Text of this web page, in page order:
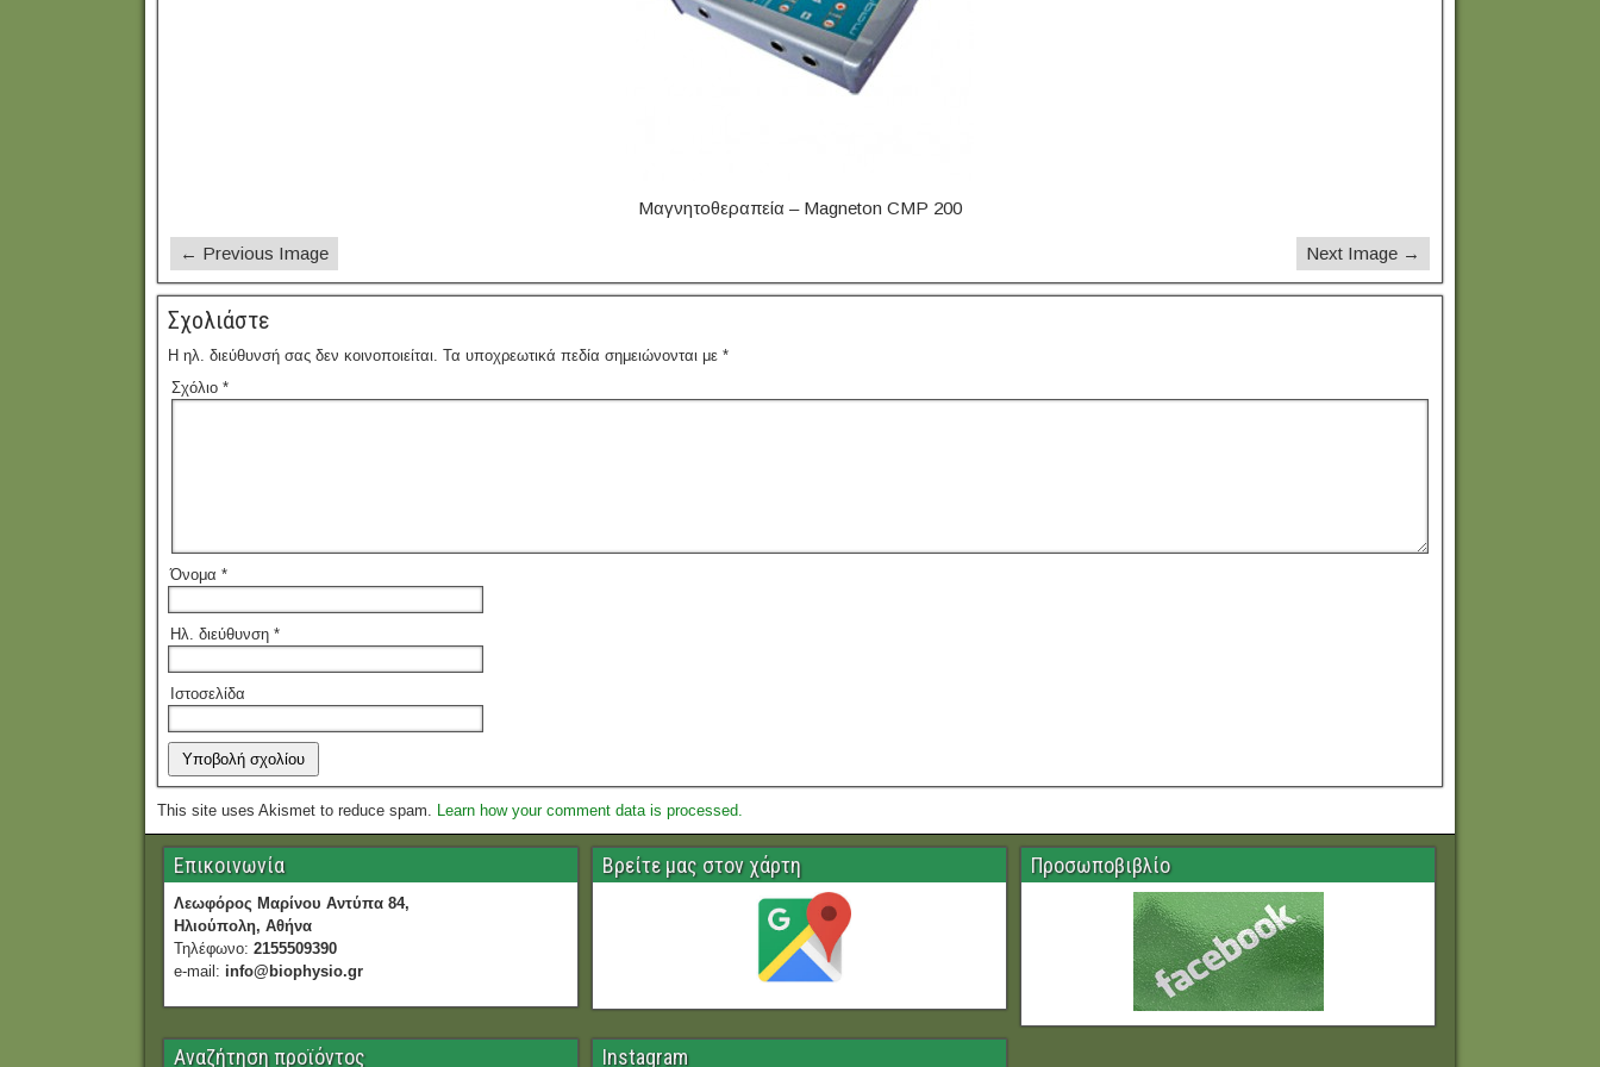
Μαγνητοθεραπεία – Magneton CMP 200
← Previous Image Next Image →
Σχολιάστε
Η ηλ. διεύθυνσή σας δεν κοινοποιείται. Τα υποχρεωτικά πεδία σημειώνονται με *
Σχόλιο *
Όνομα *
Ηλ. διεύθυνση *
Ιστοσελίδα
This site uses Akismet to reduce spam. Learn how your comment data is processed.
Επικοινωνία
Λεωφόρος Μαρίνου Αντύπα 84,
Ηλιούπολη, Αθήνα
Τηλέφωνο:2155509390
e-mail: info@biophysio.gr
Βρείτε μας στον χάρτη Προσωποβιβλίο
Αναζήτηση προϊόντος Instagram